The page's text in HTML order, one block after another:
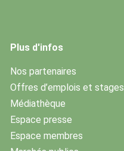
Plus d'infos
Nos partenaires
Offres d’emplois et stages
Médiathèque
Espace presse
Espace membres